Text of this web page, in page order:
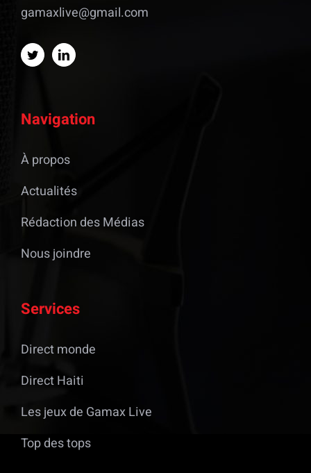
gamaxlive@gmail.com
Navigation
À propos
Actualités
Rédaction des Médias
Nous joindre
Services
Direct monde
Direct Haiti
Les jeux de Gamax Live
Top des tops